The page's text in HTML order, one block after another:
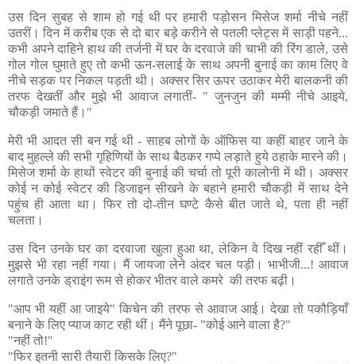
उस दिन सुबह से शाम हो गई थी पर हमारी पड़ोसन मिसेज शर्मा नीचे नहीं
उतरीं। दिन में करीब एक से दो बार बड़े करीने से पतली प्लेट्स में साड़ी पहने...
कभी अपने दाहिने हाथ की तर्जनी में घर के दरवाजे की चाभी की रिंग डाले, उसे
गोल गोल घुमाते हुए तो कभी ऊन-सलाई के साथ अपनी बुनाई का काम लिए वे
नीचे सड़क पर निकल पड़ती थी। अक्सर सिर ऊपर उठाकर मेरी बालकनी की
तरफ देखतीं और मुझे भी आवाज लगातीं- " जुनजुन की मम्मी नीचे आइये,
चौकड़ी जमाते हैं।"
मेरी भी आदत सी बन गई थी - साहब लोगों के ऑफिस या कहीं बाहर जाने के
बाद मुहल्ले की सभी गृहिणियों के साथ बैठकर गप्पे लड़ाते हुये ठहाके मारने की।
मिसेज शर्मा के हाथों स्वेटर की बुनाई की चर्चा तो पूरी कालोनी में थी। अक्सर
कोई न कोई स्वेटर की डिजाइन सीखने के बहाने हमारी चौकड़ी में साथ देने
पहुंच ही आता था। फिर तो दो-तीन घण्टे कैसे बीत जाते थे, पता ही नहीं
चलता।
उस दिन उनके घर का दरवाजा खुला हुआ था, लेकिन वे दिख नहीं रहीँ थीं।
मुझसे भी रहा नहीं गया। मैं जायजा लेने अंदर चल पड़ी। भाभीजी...! आवाज
लगाते उनके ड्राइंग रूम से होकर भीतर वाले कमरे की तरफ बढ़ी।
"आप भी यहीं आ जाइये" किचेन की तरफ से आवाज आई। देखा तो पकौड़ियाँ
बनाने के लिए प्याज काट रही थीं। मैंने पूछा- "कोई आने वाला है?"
"नहीं तो!"
"फिर इतनी सारी तैयारी किसके लिए?"